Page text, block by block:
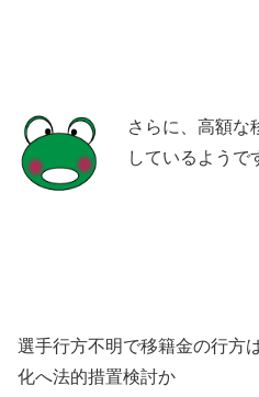
さらに、高額な
しているようで
選手行方不明で移籍金の行
化へ法的措置検討か